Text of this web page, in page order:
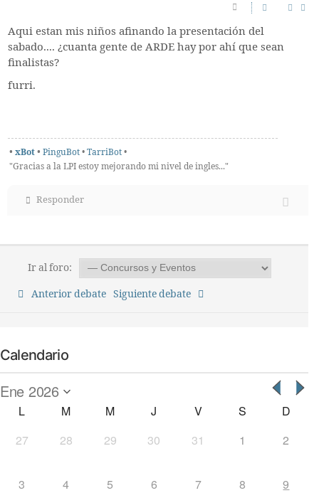
Aqui estan mis niños afinando la presentación del
sabado.... ¿cuanta gente de ARDE hay por ahí que sean
finalistas?
furri.
• xBot • PinguBot • TarriBot •
"Gracias a la LPI estoy mejorando mi nivel de ingles..."
Responder
Ir al foro:
Anterior debate Siguiente debate
Calendario
L M M J V S
D
27
28 29 30 31 1 2
3 4 5 6 7 8 9